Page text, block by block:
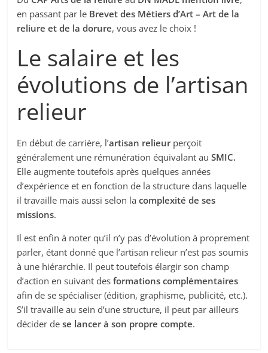
en passant par le Brevet des Métiers d’Art – Art de la
reliure et de la dorure, vous avez le choix !
Le salaire et les
évolutions de l’artisan
relieur
En début de carrière, l’artisan relieurperçoit
généralement une rémunération équivalant auSMIC.
Elle augmente toutefois après quelques années
d’expérience et en fonction de la structure dans laquelle
il travaille mais aussi selon lacomplexité de ses
missions.
Il est enfin à noter qu’il n’y pas d’évolution à proprement
parler, étant donné que l’artisan relieur n’est pas soumis
à une hiérarchie. Il peut toutefois élargir son champ
d’action en suivant desformations complémentaires
afin de se spécialiser (édition, graphisme, publicité, etc.).
S’il travaille au sein d’une structure, il peut par ailleurs
décider dese lancer à son propre compte.